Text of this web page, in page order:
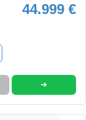
44.999 €
➜